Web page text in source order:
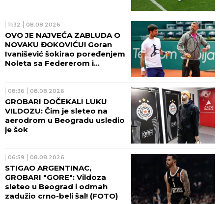
11:32 08.08.2026
OVO JE NAJVEĆA ZABLUDA O
NOVAKU ĐOKOVIĆU! Goran
Ivanišević šokirao poređenjem
Noleta sa Federerom i
08:36 08.08.2026
GROBARI DOČEKALI LUKU
VILDOZU: Čim je sleteo na
aerodrom u Beogradu usledio
je šok
06:59 08.08.2026
STIGAO ARGENTINAC,
GROBARI "GORE": Vildoza
sleteo u Beograd i odmah
zadužio crno-beli šal! (FOTO)